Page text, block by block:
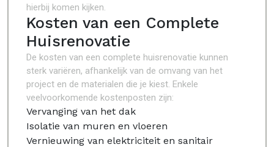
hierbij komen kijken.
Kosten van een Complete
Huisrenovatie
De kosten van een complete huisrenovatie kunnen
sterk variëren, afhankelijk van de omvang van het
project en de materialen die je kiest. Enkele
veelvoorkomende kostenposten zijn:
Vervanging van het dak
Isolatie van muren en vloeren
Vernieuwing van elektriciteit en sanitair